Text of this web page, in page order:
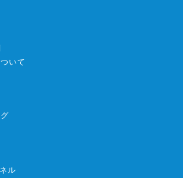
いて
ル